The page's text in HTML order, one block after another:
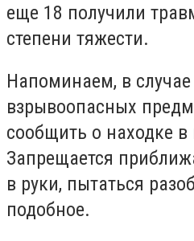
еще 18 получили
степени тяжести.
Напоминаем, в
взрывоопасных
сообщить о находке
Запрещается
в руки, пытаться
подобное.